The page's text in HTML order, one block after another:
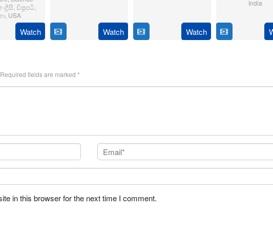
චිත්‍රපටි
, USA
Jul
Matt
Shakman
Watch Watch
Feb
2025
Thirumeni
Watch
India
2025
Anil
Required fields are marked *
in this browser for the next time I comment.